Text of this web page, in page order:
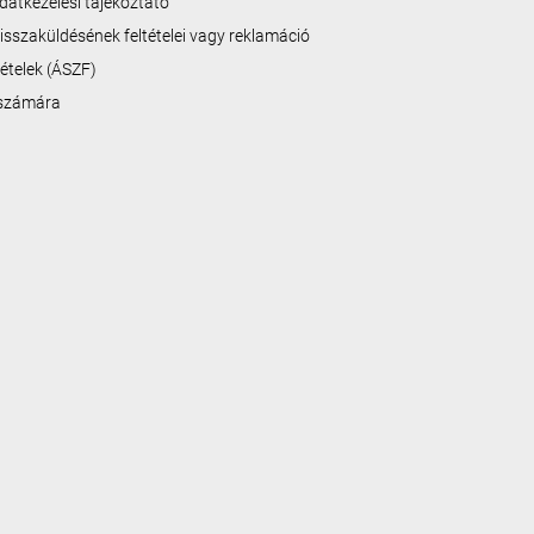
feltételei vagy reklamáció
(ÁSZF)